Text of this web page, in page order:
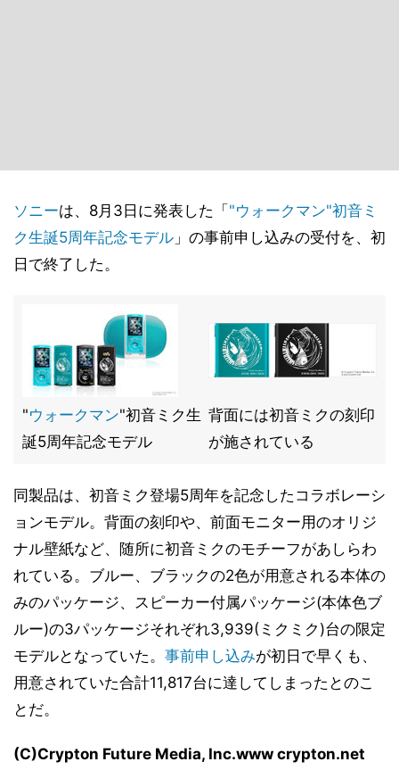
ソニーは、8月3日に発表した「 "ウォークマン"初音ミ
ク生誕5周年記念モデル 」の事前申し込みの受付を、初
日で終了した。
"ウォークマン"初音ミク生
誕5周年記念モデル
背面には初音ミクの刻印
が施されている
同製品は、初音ミク登場5周年を記念したコラボレーシ
ョンモデル。背面の刻印や、前面モニター用のオリジ
ナル壁紙など、随所に初音ミクのモチーフがあしらわ
れている。ブルー、ブラックの2色が用意される本体の
みのパッケージ、スピーカー付属パッケージ(本体色ブ
ルー)の3パッケージそれぞれ3,939(ミクミク)台の限定
モデルとなっていた。 事前申し込みが初日で早くも、
用意されていた合計11,817台に達してしまったとのこ
とだ。
(C)Crypton Future Media, Inc.www crypton.net